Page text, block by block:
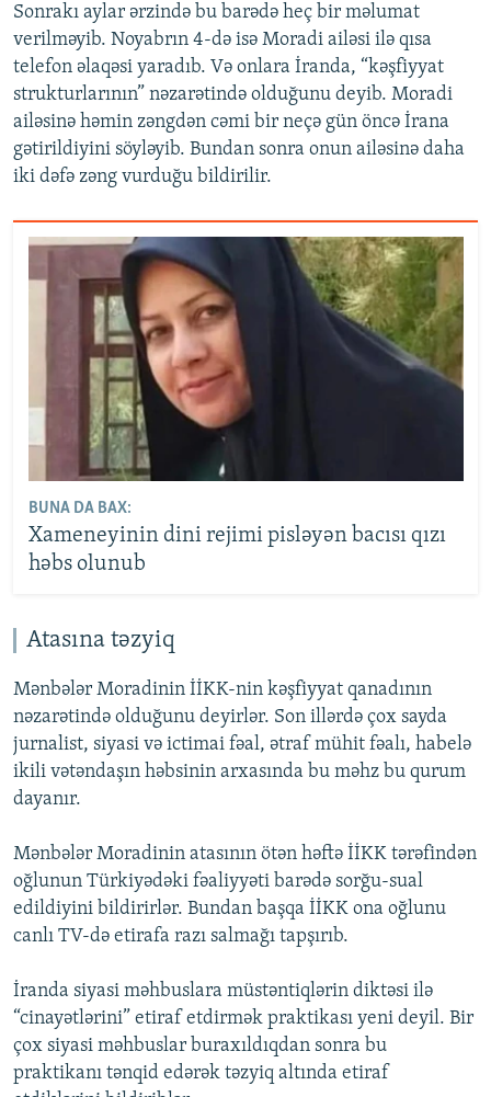
Sonrakı aylar ərzində bu barədə heç bir məlumat
verilməyib. Noyabrın 4-də isə Moradi ailəsi ilə qısa
telefon əlaqəsi yaradıb. Və onlara İranda, “kəşfiyyat
strukturlarının” nəzarətində olduğunu deyib. Moradi
ailəsinə həmin zəngdən cəmi bir neçə gün öncə İrana
gətirildiyini söyləyib. Bundan sonra onun ailəsinə daha
iki dəfə zəng vurduğu bildirilir.
BUNA DA BAX:
Xameneyinin dini rejimi pisləyən bacısı qızı
həbs olunub
Atasına təzyiq
Mənbələr Moradinin İİKK-nin kəşfiyyat qanadının
nəzarətində olduğunu deyirlər. Son illərdə çox sayda
jurnalist, siyasi və ictimai fəal, ətraf mühit fəalı, habelə
ikili vətəndaşın həbsinin arxasında bu məhz bu qurum
dayanır.
Mənbələr Moradinin atasının ötən həftə İİKK tərəfindən
oğlunun Türkiyədəki fəaliyyəti barədə sorğu-sual
edildiyini bildirirlər. Bundan başqa İİKK ona oğlunu
canlı TV-də etirafa razı salmağı tapşırıb.
İranda siyasi məhbuslara müstəntiqlərin diktəsi ilə
“cinayətlərini” etiraf etdirmək praktikası yeni deyil. Bir
çox siyasi məhbuslar buraxıldıqdan sonra bu
praktikanı tənqid edərək təzyiq altında etiraf